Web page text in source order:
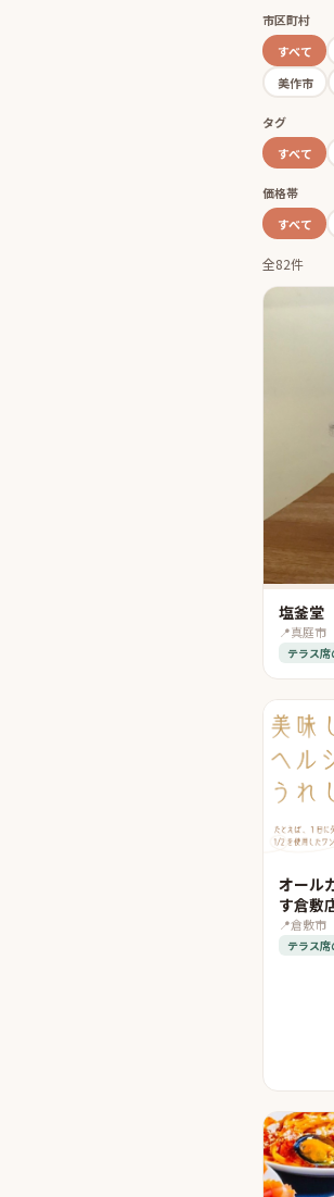
市区町村
すべて
美作市
タグ
すべて
価格帯
すべて
全82件
塩釜堂
📍真庭市
テラス席
オール
す倉敷
📍倉敷市
テラス席